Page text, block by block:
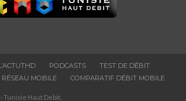
PODCASTS
TEST DE DÉBIT
MOBILE
COMPARATIF DÉBIT MOBILE
Tunisie Haut Debit.